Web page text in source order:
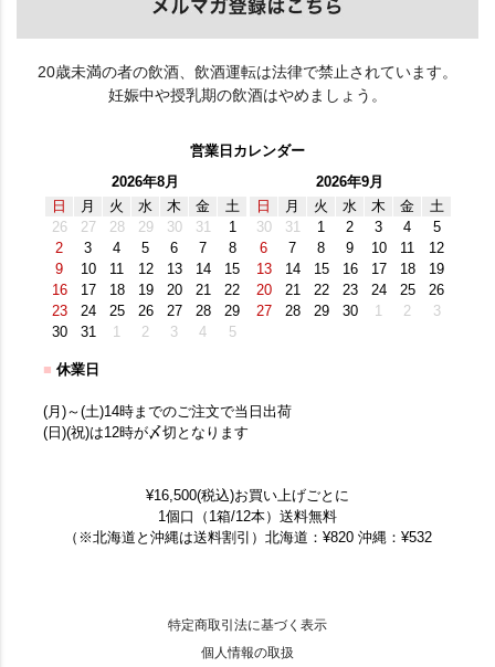
20歳未満の者の飲酒、飲酒運転は法律で禁止されています。
妊娠中や授乳期の飲酒はやめましょう。
営業日カレンダー
2026年8月
日
月 火 水 木 金
土
26
27 28 29 30 31
1
2
3 4 5 6 7
8
9
10 11 12 13 14
15
16
17 18 19 20 21
22
23
24 25 26 27 28
29
30
31 1 2 3 4 5
2026年9月
日
月 火 水 木 金
土
30
31 1 2 3 4
5
6
7 8 9 10 11
12
13
14 15 16 17 18
19
20
21 22 23 24 25
26
27
28 29 30 1 2 3
■ 休業日
(月)～(土)14時までのご注文で当日出荷
(日)(祝)は12時が〆切となります
¥16,500(税込)お買い上げごとに
1個口（1箱/12本）送料無料
（※北海道と沖縄は送料割引）北海道：¥820 沖縄：¥532
特定商取引法に基づく表示
個人情報の取扱